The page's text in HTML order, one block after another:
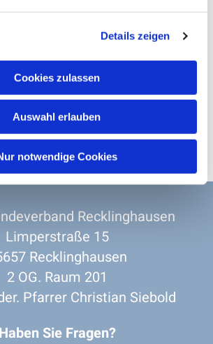
Details zeigen
Cookies zulassen
Auswahl erlauben
notwendige Cookies
Recklinghausen
Limperstraße 15
Recklinghausen
2 OG. Raum 201
Pfarrer Christian Siebold
Haben Sie Fragen?